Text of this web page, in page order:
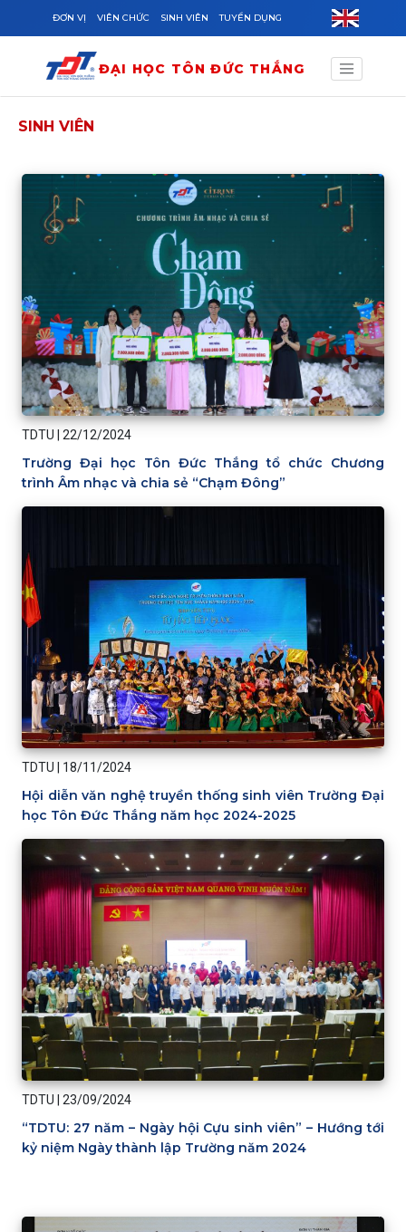
Skip to main content
ĐƠN VỊ VIÊN CHỨC SINH VIÊN TUYỂN DỤNG
ĐẠI HỌC TÔN ĐỨC THẮNG
SINH VIÊN
TDTU 22/12/2024
Trường Đại học Tôn Đức Thắng tổ chức Chương
trình Âm nhạc và chia sẻ “Chạm Đông”
TDTU 18/11/2024
Hội diễn văn nghệ truyền thống sinh viên Trường Đại
học Tôn Đức Thắng năm học 2024-2025
TDTU | 23/09/2024
“TDTU: 27 năm – Ngày hội Cựu sinh viên” – Hướng tới
kỷ niệm Ngày thành lập Trường năm 2024